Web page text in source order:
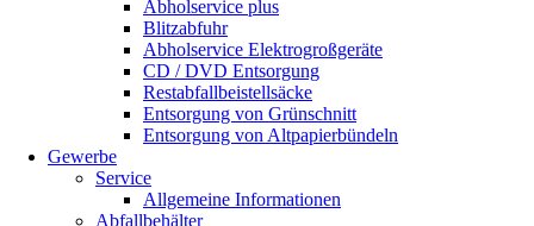
Abholservice plus
Blitzabfuhr
Abholservice Elektrogroßgeräte
CD / DVD Entsorgung
Restabfallbeistellsäcke
Entsorgung von Grünschnitt
Entsorgung von Altpapierbündeln
Gewerbe
Service
Allgemeine Informationen
Abfallbehälter